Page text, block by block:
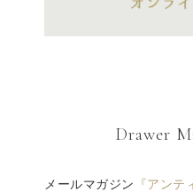
Drawer
メールマガジン 『アン